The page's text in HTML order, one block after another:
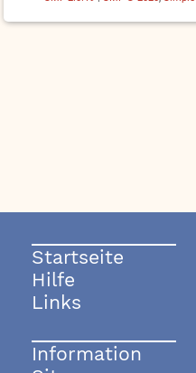
Startseite
Hilfe
Links
Information